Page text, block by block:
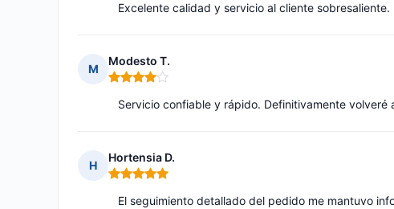
Excelente calidad y servicio al cliente sobresaliente.
M
Modesto T.
Nota: 4 de 5
Servicio confiable y rápido. Definitivamente volveré
H
Hortensia D.
Nota: 5 de 5
El seguimiento detallado del pedido me mantuvo